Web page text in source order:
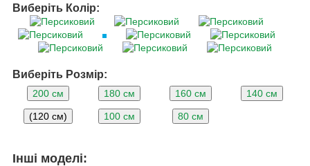
Виберіть Колір:
Виберіть Розмір:
200 см 180 см 160 см 140 см
(120 см) 100 см 80 см
Інші моделі: